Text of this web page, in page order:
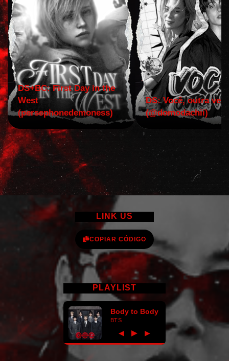
DS+BC: First Day in the
West
(persephonedemoness)
DS: Você, outra vez!
(@domodachii)
LINK US
COPIAR CÓDIGO
PLAYLIST
Body to Body
BTS
◀ ► ▶